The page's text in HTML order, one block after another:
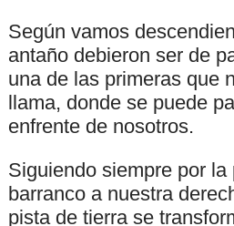
Según vamos
antaño debieron ser de
una de las primeras que
llama, donde se puede
enfrente de nosotros.
Siguiendo siempre por
barranco a nuestra
pista de tierra se